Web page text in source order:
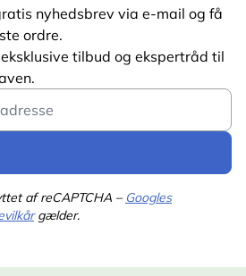
nyhedsbrev via e-mail og få
ordre.
tilbud og ekspertråd til
af reCAPTCHA – Googles
gælder.